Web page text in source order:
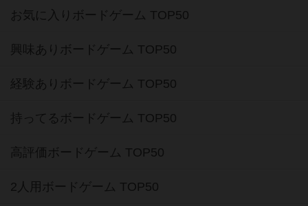
お気に入りボードゲーム TOP50
興味ありボードゲーム TOP50
経験ありボードゲーム TOP50
持ってるボードゲーム TOP50
高評価ボードゲーム TOP50
2人用ボードゲーム TOP50